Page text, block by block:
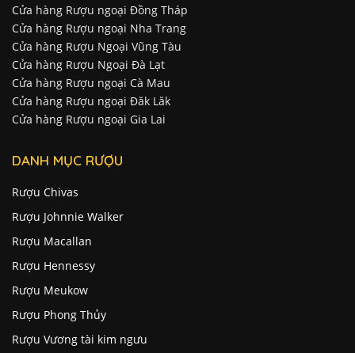
Cửa hàng Rượu ngoại Đồng Tháp
Cửa hàng Rượu ngoại Nha Trang
Cửa hàng Rượu Ngoại Vũng Tàu
Cửa hàng Rượu Ngoại Đà Lạt
Cửa hàng Rượu ngoại Cà Mau
Cửa hàng Rượu ngoại Đăk Lăk
Cửa hàng Rượu ngoại Gia Lai
DANH MỤC RƯỢU
Rượu Chivas
Rượu Johnnie Walker
Rượu Macallan
Rượu Hennessy
Rượu Meukow
Rượu Phong Thủy
Rượu Vương tài kim ngưu